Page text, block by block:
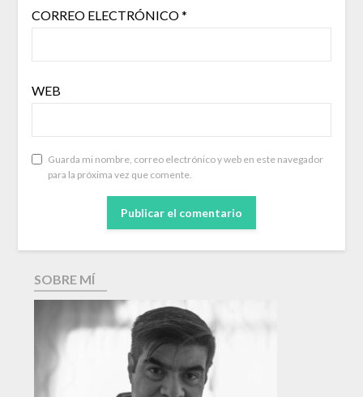
CORREO ELECTRÓNICO*
WEB
Guarda mi nombre, correo electrónico y web en este navegador
para la próxima vez que comente.
SOBRE MÍ